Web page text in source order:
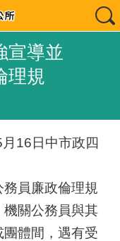
宣導並
理規
16日中市政四
員廉政倫理規
關公務員與其
體間，遇有受